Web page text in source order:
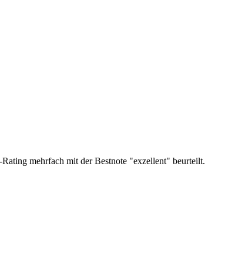
mehrfach mit der Bestnote "exzellent" beurteilt.